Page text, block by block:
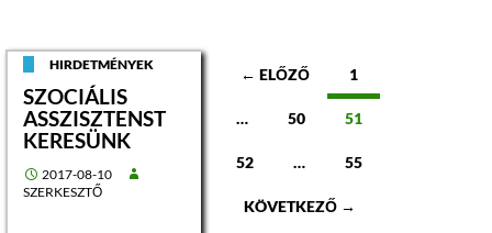
HIRDETMÉNYEK
SZOCIÁLIS
ASSZISZTENST
KERESÜNK
2017-08-10
SZERKESZTŐ
Bejegyzések
navigációja
← ELŐZŐ 1
… 50 51
52 … 55
KÖVETKEZŐ →